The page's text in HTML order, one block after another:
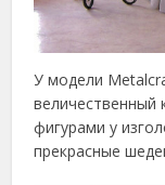
У модели
величественный
фигурами у
прекрасные